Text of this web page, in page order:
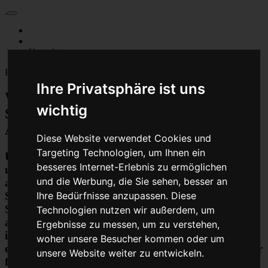
Ihre Privatsphäre ist uns
wichtig
Diese Website verwendet Cookies und
Targeting Technologien, um Ihnen ein
besseres Internet-Erlebnis zu ermöglichen
und die Werbung, die Sie sehen, besser an
Ihre Bedürfnisse anzupassen. Diese
Technologien nutzen wir außerdem, um
Ergebnisse zu messen, um zu verstehen,
woher unsere Besucher kommen oder um
unsere Website weiter zu entwickeln.
Kontakt
Fahrzeugmarken
Wohnmobil Komfort Zentralveriegerung
Steuergerät Reparatur oder
Austauschgerät KVA
Unser Betrieb steht für kostengünstige Prüfungen
und Reparaturen von Steuergeräten aller Art, unter
anderem von Motor-Steuergeräten, Airbag-
Steuergeräten, ABS-Steuergeräten uvm.
STEUBEL® verfügt dabei über viel Erfahrung und
ausgewiesene Expertise bei PKW-Steuergeräten und
insbesondere Motor-steuergeräte Reparaturen. So
ermöglicht STEUBEL® eine Steuergeräte Reparatur
für nahezu aller Hersteller und Fahrzeugarten - sei